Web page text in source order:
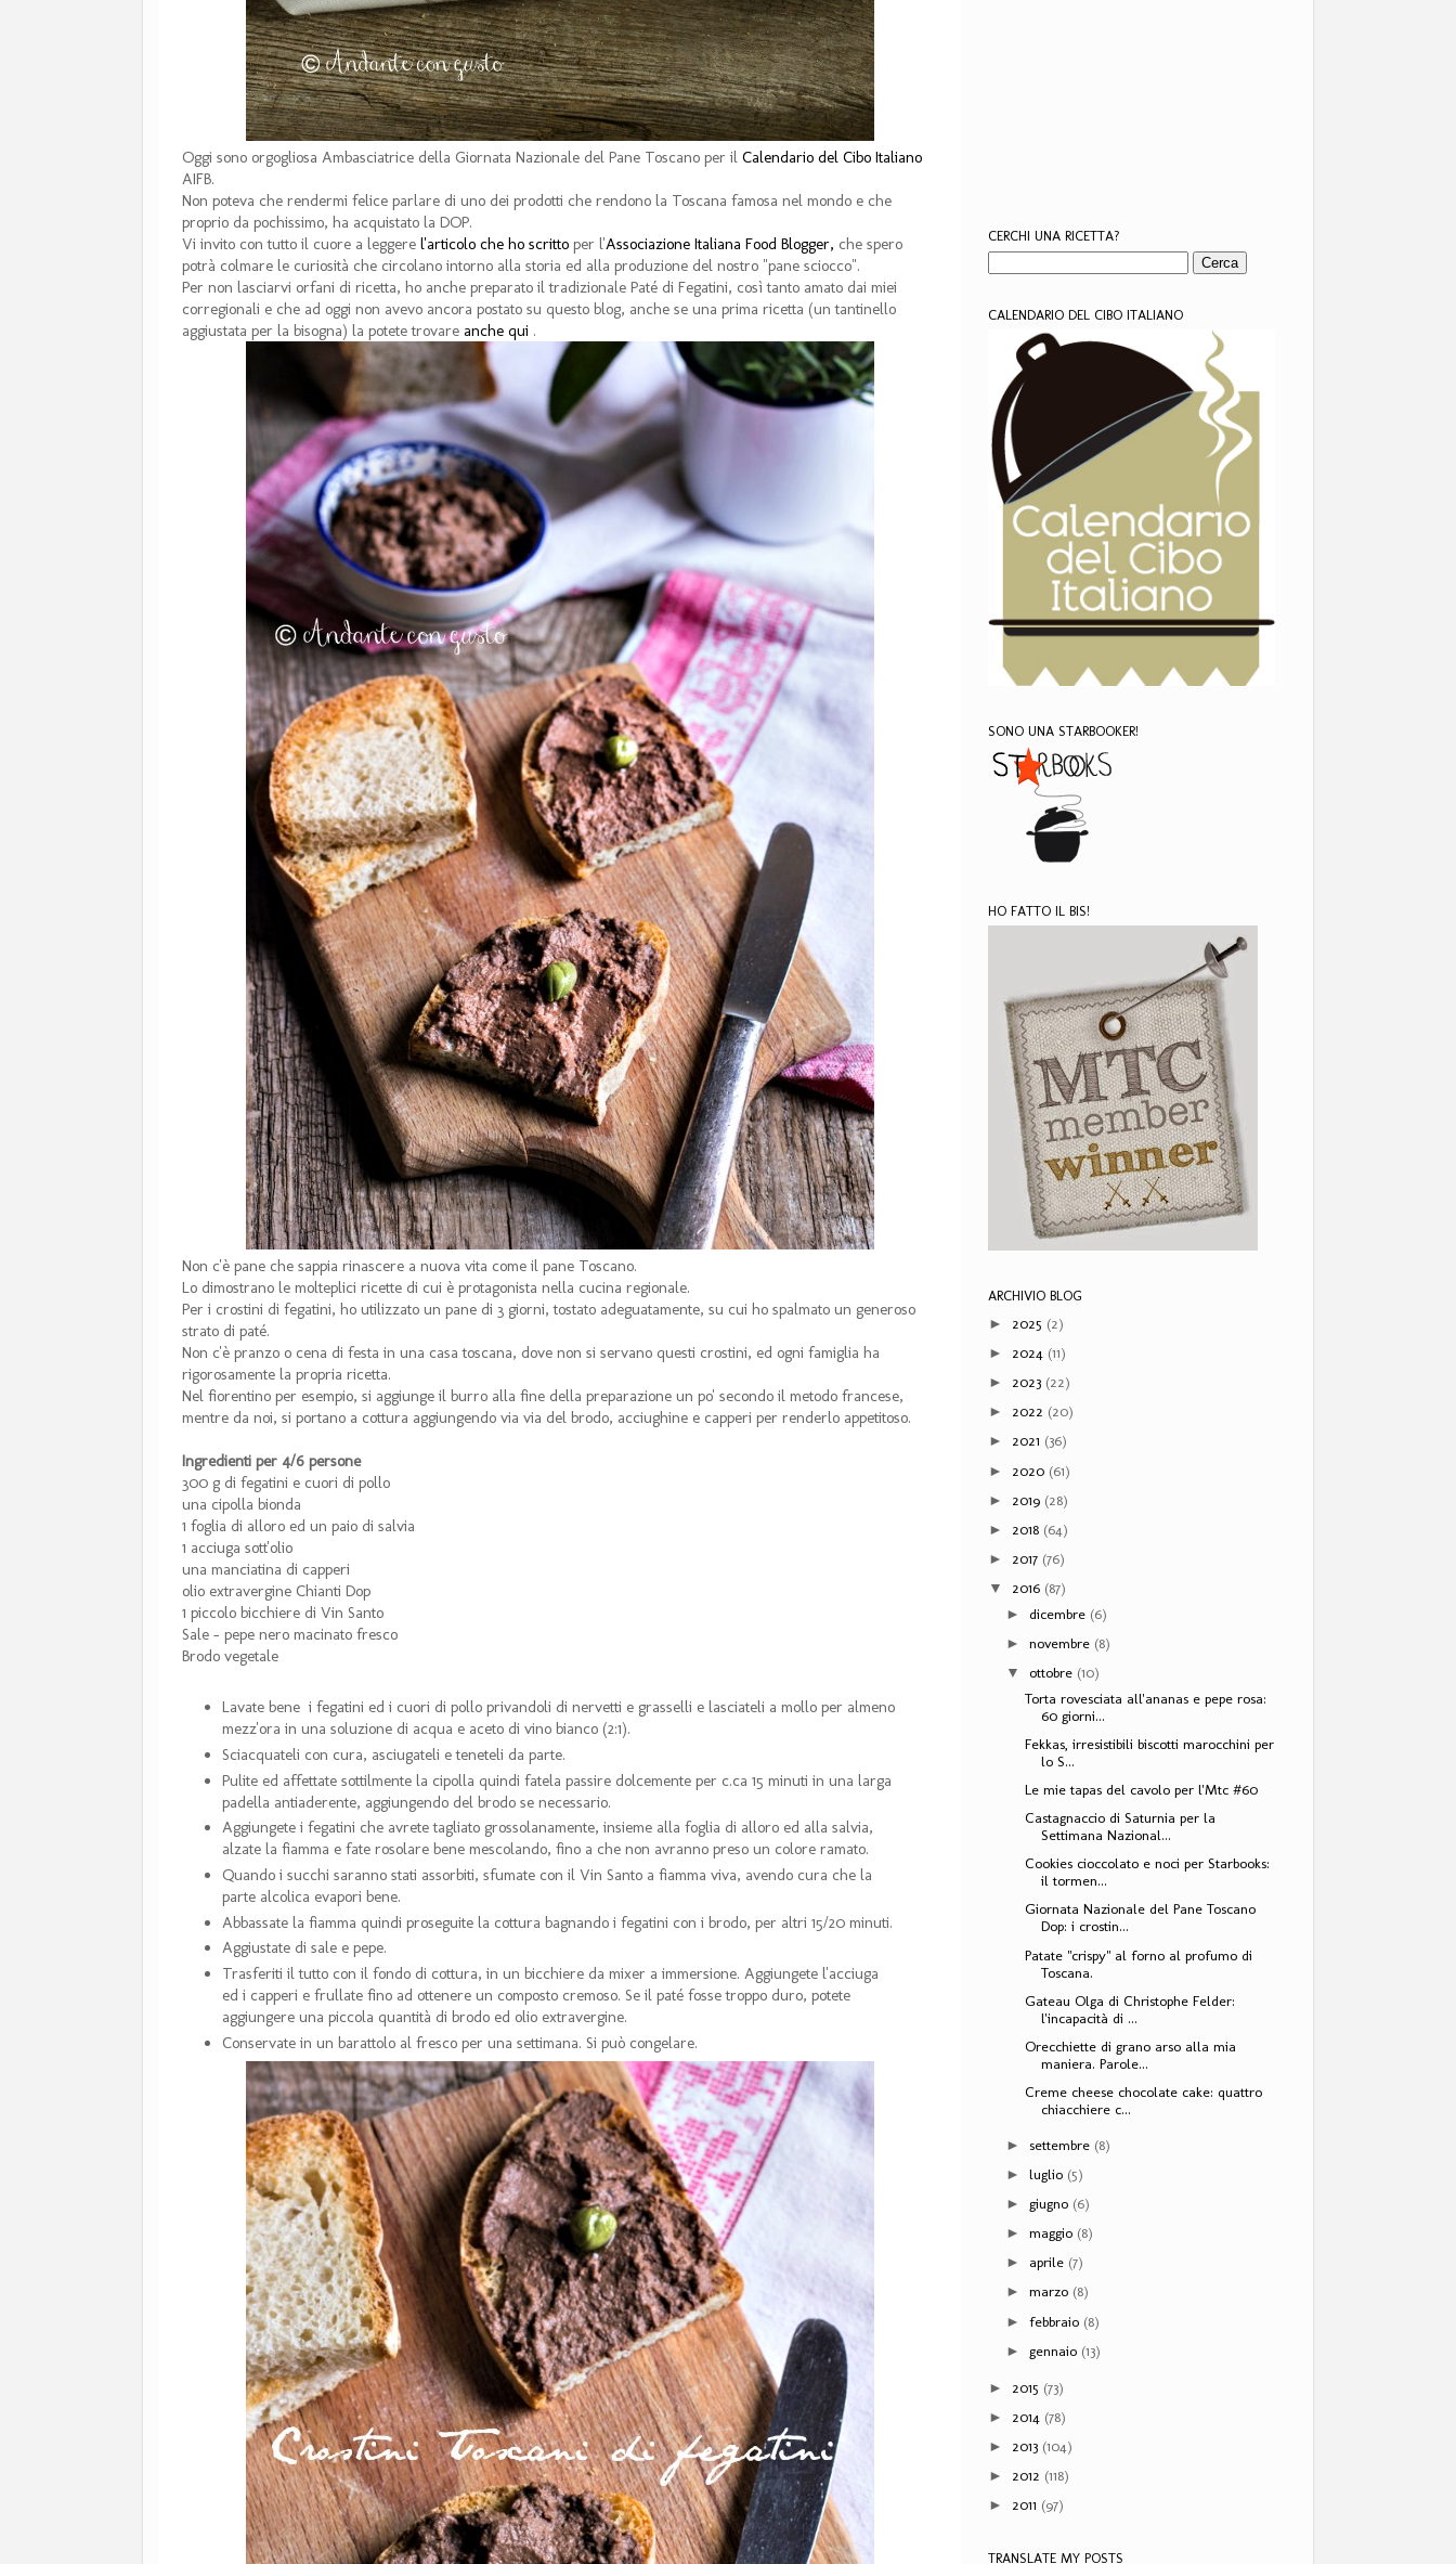
Oggi sono orgogliosa Ambasciatrice della Giornata Nazionale del Pane Toscano per il Calendario del Cibo Italiano
AIFB.
Non poteva che rendermi felice parlare di uno dei prodotti che rendono la Toscana famosa nel mondo e che
proprio da pochissimo, ha acquistato la DOP.
Vi invito con tutto il cuore a leggere l'articolo che ho scritto per l'Associazione Italiana Food Blogger, che spero
potrà colmare le curiosità che circolano intorno alla storia ed alla produzione del nostro "pane sciocco".
Per non lasciarvi orfani di ricetta, ho anche preparato il tradizionale Paté di Fegatini, così tanto amato dai miei
corregionali e che ad oggi non avevo ancora postato su questo blog, anche se una prima ricetta (un tantinello
aggiustata per la bisogna) la potete trovare anche qui .
Non c'è pane che sappia rinascere a nuova vita come il pane Toscano.
Lo dimostrano le molteplici ricette di cui è protagonista nella cucina regionale.
Per i crostini di fegatini, ho utilizzato un pane di 3 giorni, tostato adeguatamente, su cui ho spalmato un generoso
strato di paté.
Non c'è pranzo o cena di festa in una casa toscana, dove non si servano questi crostini, ed ogni famiglia ha
rigorosamente la propria ricetta.
Nel fiorentino per esempio, si aggiunge il burro alla fine della preparazione un po' secondo il metodo francese,
mentre da noi, si portano a cottura aggiungendo via via del brodo, acciughine e capperi per renderlo appetitoso.
Ingredienti per 4/6 persone
300 g di fegatini e cuori di pollo
una cipolla bionda
1 foglia di alloro ed un paio di salvia
1 acciuga sott'olio
una manciatina di capperi
olio extravergine Chianti Dop
1 piccolo bicchiere di Vin Santo
Sale - pepe nero macinato fresco
Brodo vegetale
Lavate bene i fegatini ed i cuori di pollo privandoli di nervetti e grasselli e lasciateli a mollo per almeno
mezz'ora in una soluzione di acqua e aceto di vino bianco (2:1).
Sciacquateli con cura, asciugateli e teneteli da parte.
Pulite ed affettate sottilmente la cipolla quindi fatela passire dolcemente per c.ca 15 minuti in una larga
padella antiaderente, aggiungendo del brodo se necessario.
Aggiungete i fegatini che avrete tagliato grossolanamente, insieme alla foglia di alloro ed alla salvia,
alzate la fiamma e fate rosolare bene mescolando, fino a che non avranno preso un colore ramato.
Quando i succhi saranno stati assorbiti, sfumate con il Vin Santo a fiamma viva, avendo cura che la
parte alcolica evapori bene.
Abbassate la fiamma quindi proseguite la cottura bagnando i fegatini con i brodo, per altri 15/20 minuti.
Aggiustate di sale e pepe.
Trasferiti il tutto con il fondo di cottura, in un bicchiere da mixer a immersione. Aggiungete l'acciuga
ed i capperi e frullate fino ad ottenere un composto cremoso. Se il paté fosse troppo duro, potete
aggiungere una piccola quantità di brodo ed olio extravergine.
Conservate in un barattolo al fresco per una settimana. Si può congelare.
CERCHI UNA RICETTA?
CALENDARIO DEL CIBO ITALIANO
SONO UNA STARBOOKER!
HO FATTO IL BIS!
ARCHIVIO BLOG
► 2025 (2)
► 2024 (11)
► 2023 (22)
► 2022 (20)
► 2021 (36)
► 2020 (61)
► 2019 (28)
► 2018 (64)
► 2017 (76)
▼ 2016 (87)
► dicembre (6)
►novembre (8)
▼ ottobre (10)
Torta rovesciata all'ananas e pepe rosa:
60 giorni...
Fekkas, irresistibili biscotti marocchini per
lo S...
Le mie tapas del cavolo per l'Mtc #60
Castagnaccio di Saturnia per la
Settimana Nazional...
Cookies cioccolato e noci per Starbooks:
il tormen...
Giornata Nazionale del Pane Toscano
Dop: i crostin...
Patate "crispy" al forno al profumo di
Toscana.
Gateau Olga di Christophe Felder:
l'incapacità di ...
Orecchiette di grano arso alla mia
maniera. Parole...
Creme cheese chocolate cake: quattro
chiacchiere c...
► settembre (8)
►luglio (5)
► giugno (6)
►maggio (8)
► aprile (7)
►marzo (8)
►febbraio (8)
► gennaio (13)
► 2015 (73)
► 2014 (78)
► 2013 (104)
► 2012 (118)
► 2011 (97)
TRANSLATE MY POSTS